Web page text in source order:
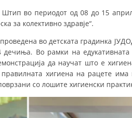
СОБРАНИЕ
СТРУКТУРА И ОРГАНИЗАЦИОНА
MЕЃУНАРОДНО
ПРОМОЦИЈА НА ХУМАНИ
во периодот од 08 до 15
за колективно здравје“.
во детската градинка
Во рамки на едукативната
да научат што е
хигиена на рацете има
со лошите хигиенски